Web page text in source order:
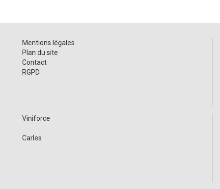
Mentions légales
Plan du site
Contact
RGPD
Viniforce
Carles